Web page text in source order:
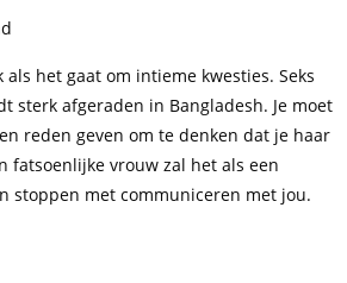
het gaat om intieme kwesties. Seks
sterk afgeraden in Bangladesh. Je moet
reden geven om te denken dat je haar
fatsoenlijke vrouw zal het als een
stoppen met communiceren met jou.